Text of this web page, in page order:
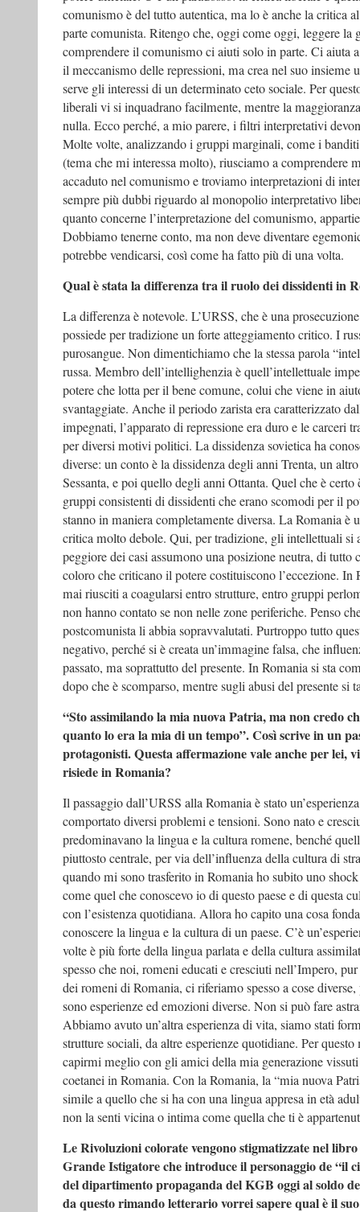
comunismo è del tutto autentica, ma lo è anche la critica
parte comunista. Ritengo che, oggi come oggi, leggere la
comprendere il comunismo ci aiuti solo in parte. Ci aiuta
il meccanismo delle repressioni, ma crea nel suo insieme
serve gli interessi di un determinato ceto sociale. Per
liberali vi si inquadrano facilmente, mentre la
nulla. Ecco perché, a mio parere, i filtri interpretativi
Molte volte, analizzando i gruppi marginali, come i
(tema che mi interessa molto), riusciamo a comprendere
accaduto nel comunismo e troviamo interpretazioni di
sempre più dubbi riguardo al monopolio interpretativo
quanto concerne l’interpretazione del comunismo,
Dobbiamo tenerne conto, ma non deve diventare
potrebbe vendicarsi, così come ha fatto più di una volta.
Qual è stata la differenza tra il ruolo dei dissidenti in
La differenza è notevole. L’URSS, che è una
possiede per tradizione un forte atteggiamento critico. I
purosangue. Non dimentichiamo che la stessa parola
russa. Membro dell’intellighenzia è quell’intellettuale
potere che lotta per il bene comune, colui che viene in
svantaggiate. Anche il periodo zarista era caratterizzato
impegnati, l’apparato di repressione era duro e le carceri
per diversi motivi politici. La dissidenza sovietica ha
diverse: un conto è la dissidenza degli anni Trenta, un
Sessanta, e poi quello degli anni Ottanta. Quel che è certo
gruppi consistenti di dissidenti che erano scomodi per il
stanno in maniera completamente diversa. La Romania è
critica molto debole. Qui, per tradizione, gli intellettuali si
peggiore dei casi assumono una posizione neutra, di tutto
coloro che criticano il potere costituiscono l’eccezione. In
mai riusciti a coagularsi entro strutture, entro gruppi
non hanno contato se non nelle zone periferiche. Penso
postcomunista li abbia sopravvalutati. Purtroppo tutto
negativo, perché si è creata un’immagine falsa, che
passato, ma soprattutto del presente. In Romania si sta
dopo che è scomparso, mentre sugli abusi del presente si
“Sto assimilando la mia nuova Patria, ma non credo
quanto lo era la mia di un tempo”. Così scrive in un
protagonisti. Questa affermazione vale anche per lei,
risiede in Romania?
Il passaggio dall’URSS alla Romania è stato
comportato diversi problemi e tensioni. Sono nato e
predominavano la lingua e la cultura romene, benché
piuttosto centrale, per via dell’influenza della cultura di
quando mi sono trasferito in Romania ho subito uno
come quel che conoscevo io di questo paese e di questa
con l’esistenza quotidiana. Allora ho capito una cosa
conoscere la lingua e la cultura di un paese. C’è
volte è più forte della lingua parlata e della cultura
spesso che noi, romeni educati e cresciuti nell’Impero,
dei romeni di Romania, ci riferiamo spesso a cose
sono esperienze ed emozioni diverse. Non si può fare
Abbiamo avuto un’altra esperienza di vita, siamo stati
strutture sociali, da altre esperienze quotidiane. Per questo
capirmi meglio con gli amici della mia generazione
coetanei in Romania. Con la Romania, la “mia nuova
simile a quello che si ha con una lingua appresa in età
non la senti vicina o intima come quella che ti è
Le Rivoluzioni colorate vengono stigmatizzate nel
Grande Istigatore che introduce il personaggio de “il
del dipartimento propaganda del KGB oggi al soldo
da questo rimando letterario vorrei sapere qual è il